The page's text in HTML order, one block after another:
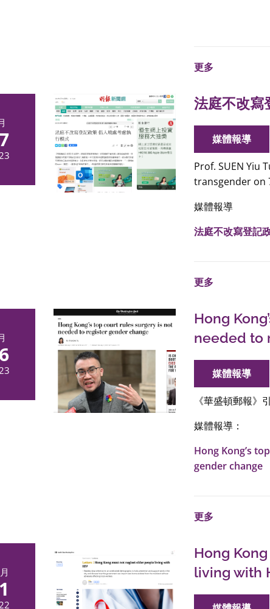
更多
法庭不改寫
媒體報導
Prof. SUEN Yiu
transgender on
媒體報導
法庭不改寫登記
更多
Hong
needed to
媒體報導
《華盛頓郵報》
媒體報導：
Hong Kong’s
gender change
更多
Hong
living with